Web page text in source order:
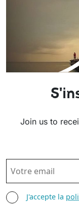
Join us to
EMAIL
AGREE TERMS
J'accepte la